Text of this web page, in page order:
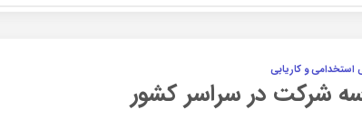
استخدامی و کاریابی
شرکت در سراسر کشور